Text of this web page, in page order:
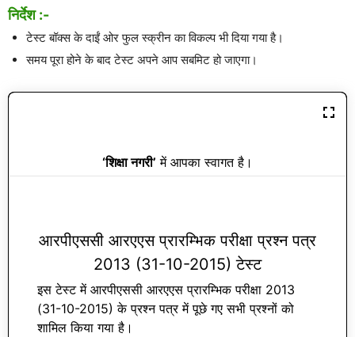
निर्देश :-
टेस्ट बॉक्स के दाईं ओर फुल स्क्रीन का विकल्प भी दिया गया है।
समय पूरा होने के बाद टेस्ट अपने आप सबमिट हो जाएगा।
‘शिक्षा नगरी’ में आपका स्वागत है।
आरपीएससी आरएएस प्रारम्भिक परीक्षा प्रश्न पत्र
2013 (31-10-2015) टेस्ट
इस टेस्ट में आरपीएससी आरएएस प्रारम्भिक परीक्षा 2013
(31-10-2015) के प्रश्न पत्र में पूछे गए सभी प्रश्नों को
शामिल किया गया है।